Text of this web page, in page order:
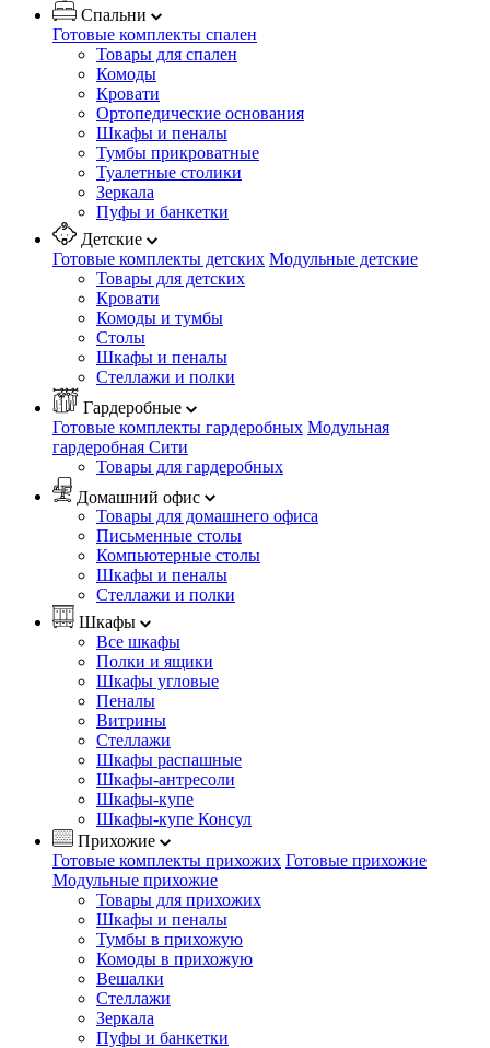
Спальни
Готовые комплекты спален
Товары для спален
Комоды
Кровати
Ортопедические основания
Шкафы и пеналы
Тумбы прикроватные
Туалетные столики
Зеркала
Пуфы и банкетки
Детские
Готовые комплекты детских Модульные детские
Товары для детских
Кровати
Комоды и тумбы
Столы
Шкафы и пеналы
Стеллажи и полки
Гардеробные
Готовые комплекты гардеробных Модульная
гардеробная Сити
Товары для гардеробных
Домашний офис
Товары для домашнего офиса
Письменные столы
Компьютерные столы
Шкафы и пеналы
Стеллажи и полки
Шкафы
Все шкафы
Полки и ящики
Шкафы угловые
Пеналы
Витрины
Стеллажи
Шкафы распашные
Шкафы-антресоли
Шкафы-купе
Шкафы-купе Консул
Прихожие
Готовые комплекты прихожих Готовые прихожие
Модульные прихожие
Товары для прихожих
Шкафы и пеналы
Тумбы в прихожую
Комоды в прихожую
Вешалки
Стеллажи
Зеркала
Пуфы и банкетки